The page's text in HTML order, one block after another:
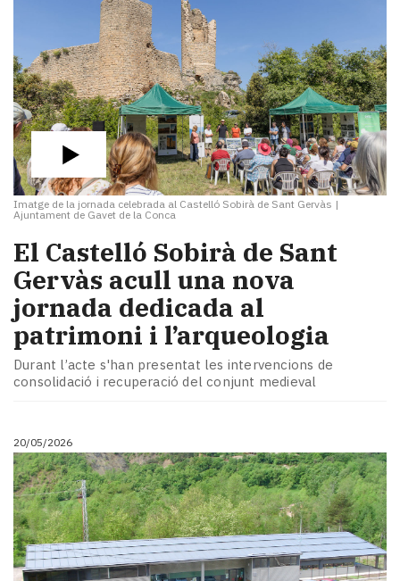
Imatge de la jornada celebrada al Castelló Sobirà de Sant Gervàs |
Ajuntament de Gavet de la Conca
El Castelló Sobirà de Sant
Gervàs acull una nova
jornada dedicada al
patrimoni i l’arqueologia
Durant l’acte s'han presentat les intervencions de
consolidació i recuperació del conjunt medieval
20/05/2026